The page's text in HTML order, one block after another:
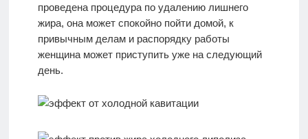
проведена процедура по удалению лишнего
жира, она может спокойно пойти домой, к
привычным делам и распорядку работы
женщина может приступить уже на следующий
день.